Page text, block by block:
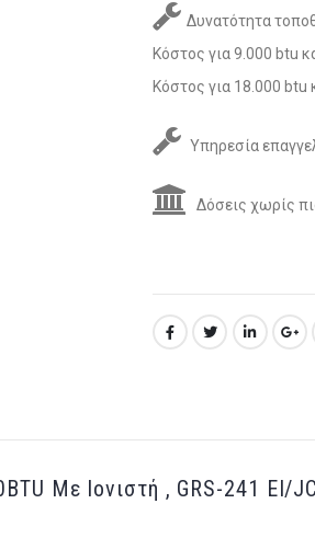
Δυνατότητα
Κόστος για 9.000 btu
Κόστος για 18.000 btu
Υπηρεσία
Δόσεις χωρίς
Με Ιονιστή , GRS-241 EI/